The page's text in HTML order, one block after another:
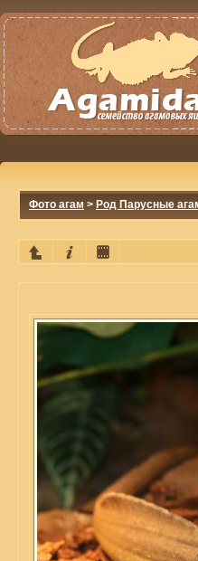
Фото агам > Род Парусные